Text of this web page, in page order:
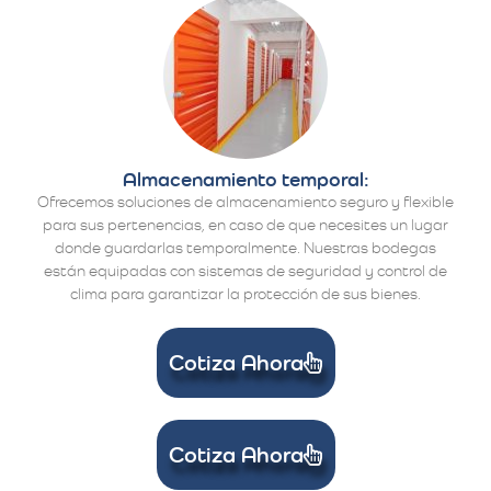
Almacenamiento temporal:
Ofrecemos soluciones de almacenamiento seguro y flexible
para sus pertenencias, en caso de que necesites un lugar
donde guardarlas temporalmente. Nuestras bodegas
están equipadas con sistemas de seguridad y control de
clima para garantizar la protección de sus bienes.
Cotiza Ahora
Cotiza Ahora